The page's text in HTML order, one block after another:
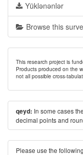
Yüklənənlər
Browse this
This research project is
Products produced on the
not all possible cross-
qeyd: In some cases
decimal points and
Please use the following